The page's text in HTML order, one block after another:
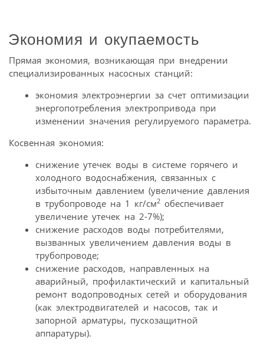
Экономия и окупаемость
Прямая экономия, возникающая при внедрении
специализированных насосных станций:
экономия электроэнергии за счет оптимизации
энергопотребления электропривода при
изменении значения регулируемого параметра.
Косвенная экономия:
снижение утечек воды в системе горячего и
холодного водоснабжения, связанных с
избыточным давлением (увеличение давления
в трубопроводе на 1 кг/см2 обеспечивает
увеличение утечек на 2-7%);
снижение расходов воды потребителями,
вызванных увеличением давления воды в
трубопроводе;
снижение расходов, направленных на
аварийный, профилактический и капитальный
ремонт водопроводных сетей и оборудования
(как электродвигателей и насосов, так и
запорной арматуры, пускозащитной
аппаратуры).